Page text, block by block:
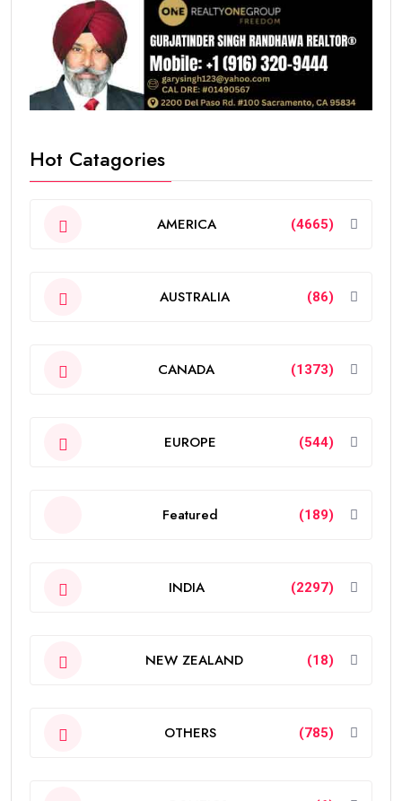
Hot Catagories
AMERICA (4665)
AUSTRALIA (86)
CANADA (1373)
EUROPE (544)
Featured (189)
INDIA (2297)
NEW ZEALAND (18)
OTHERS (785)